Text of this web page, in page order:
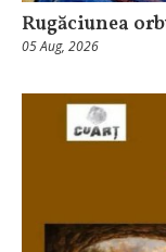
Rugăciunea
05 Aug, 2026